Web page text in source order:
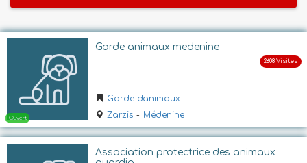
Garde animaux medenine
Garde d'animaux
Zarzis - Médenine
Association protectrice des animaux